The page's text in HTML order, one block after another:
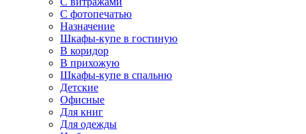
С фотопечатью
Назначение
Шкафы-купе в гостиную
В коридор
В прихожую
Шкафы-купе в спальню
Детские
Офисные
Для книг
Для одежды